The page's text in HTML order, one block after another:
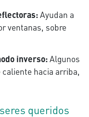
Ayudan a
ventanas, sobre
inverso:Algunos
hacia arriba,
queridos